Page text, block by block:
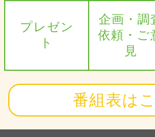
プレゼン
ト
企画・調
依頼・ご
見
番組表は